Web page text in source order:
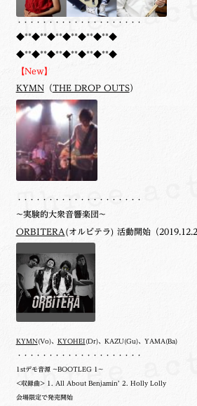
・・・・・・・・・・・・・・・・・・・・
◆**◆**◆**◆**◆**◆**◆
◆**◆**◆**◆**◆**◆**◆
【New】
KYMN（THE DROP OUTS）
・・・・・・・・・・・・・・・・・・・・
~実験的大衆音響楽団~
ORBITERA (オルビテラ) 活動開始（
KYMN(Vo)、 KYOHEI (Dr)、KAZU(Gu)、YAMA(Ba)
・・・・・・・・・・・・・・・・・・・・
1stデモ音源 ~BOOTLEG 1~
<収録曲> 1. All About Benjamin’ 2. Holly Lolly
会場限定で発売開始